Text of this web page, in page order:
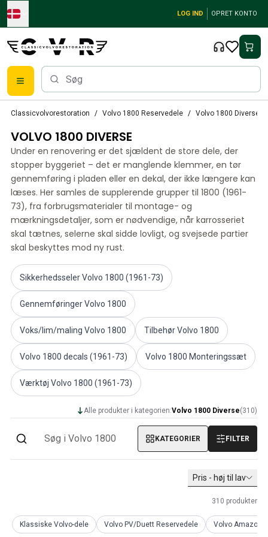
Skip to main content
LOG IND OPRET KONTO
Volvo PV/Duett Reservedele
Volvo PV/Duett bremsesystem
Volvo PV/Duett Brændstof/udstødningssystem
Volvo PV/Duett Elektrisk udstyr
Volvo PV/Duett Forhjulsaffjedring
Volvo PV/Duett Interiørdele
Volvo PV/Duett Karrosseridele
Volvo PV/Duett Gearkasse/baghjulsaffjedring
Volvo PV/Duett Kølesystem
Volvo PV/Duett motordele
Volvo PV/Duett Diverse
Volvo PV/Duett motor gashåndtag
Volvo PV/Duett Varme/friskluft
Volvo PV/Duett fælge/navkapsler
Volvo Amazon reservedele
Volvo Amazon Karrosseridele
Volvo Amazon Bremsesystem
Volvo Amazon Kølesystem
Volvo Amazon Elektrisk udstyr
Volvo Amazon Motordele
Volvo Amazon Brændstof/udstødningssystem
Volvo Amazon fælge/navkapsler
Classicvolvorestoration Volvo 1800 Reservedele Volvo 1800 Diverse
VOLVO 1800 DIVERSE
Under en renovering er det sjældent de store dele, der
stopper byggeriet – det er manglende klemmer, en tør
gennemføring i pladen eller en dekal, der ikke længere kan
læses. Her samles de supplerende grupper til 1800 (1961-
73), fra forbrugsmaterialer til montage- og
mærkningsdetaljer, som er nødvendige, når karrosseriet
skal tætnes, selerne skal sidde lovligt, og svejsede partier
skal beskyttes mod ny rust.
Sikkerhedsseler Volvo 1800 (1961-73)
Gennemføringer Volvo 1800
Voks/lim/maling Volvo 1800 Tilbehør Volvo 1800
Volvo 1800 decals (1961-73) Volvo 1800 Monteringssæt
Værktøj Volvo 1800 (1961-73)
Alle produkter i kategorien:Volvo 1800 Diverse(310)
KATEGORIER FILTER
Pris - høj til lav
310 produkter
Klassiske Volvo-dele Volvo PV/Duett Reservedele Volvo Amazon